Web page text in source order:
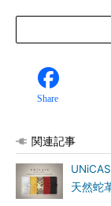
Share
関連記事
天然蛇